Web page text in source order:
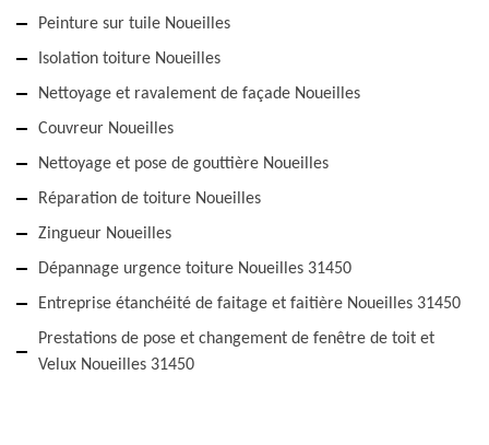
Peinture sur tuile Noueilles
Isolation toiture Noueilles
Nettoyage et ravalement de façade Noueilles
Couvreur Noueilles
Nettoyage et pose de gouttière Noueilles
Réparation de toiture Noueilles
Zingueur Noueilles
Dépannage urgence toiture Noueilles 31450
Entreprise étanchéité de faitage et faitière Noueilles 31450
Prestations de pose et changement de fenêtre de toit et
Velux Noueilles 31450